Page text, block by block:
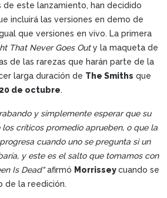
de este lanzamiento, han decidido
incluirá las versiones en demo de
que versiones en vivo. La primera
That Never Goes Outy la maqueta de
de las rarezas que harán parte de la
larga duración de The Smiths que
20 de octubre.
y simplemente esperar que su
críticos promedio aprueben, o que la
cuando uno se pregunta si un
y este es el salto que tomamos con
Is Dead"afirmó Morrisseycuando se
de la reedición.